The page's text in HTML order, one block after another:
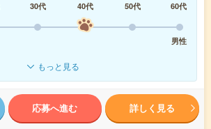
30代 40代 50代
60代
男性
もっと見る
応募へ進む 詳しく見る